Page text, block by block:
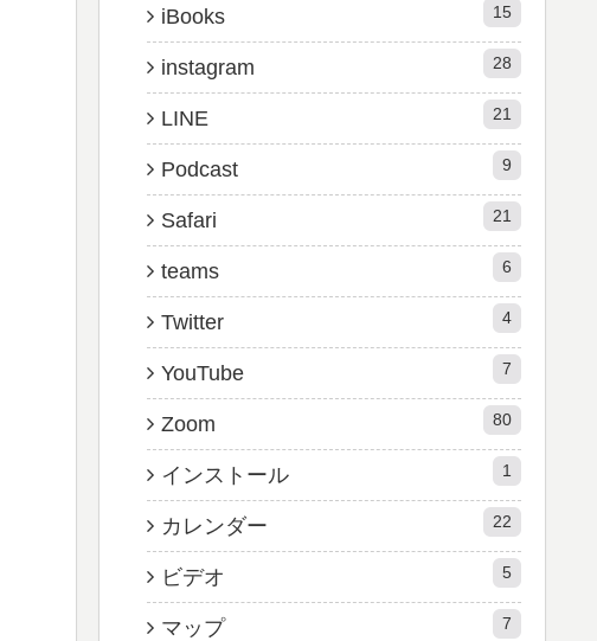
iBooks 15
instagram 28
LINE 21
Podcast 9
Safari 21
teams 6
Twitter 4
YouTube 7
Zoom 80
インストール 1
カレンダー 22
ビデオ 5
マップ 7